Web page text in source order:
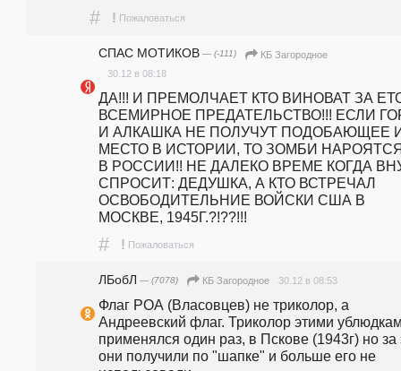
# ! Пожаловаться
СПАС МОТИКОВ — (-111)
КБ Загородное
30.12 в 08:18
ДА!!! И ПРЕМОЛЧАЕТ КТО ВИНОВАТ ЗА
ВСЕМИРНОЕ ПРЕДАТЕЛЬСТВО!!! ЕСЛИ
И АЛКАШКА НЕ ПОЛУЧУТ ПОДОБАЮЩЕЕ
МЕСТО В ИСТОРИИ, ТО ЗОМБИ
В РОССИИ!! НЕ ДАЛЕКО ВРЕМЕ КОГДА
СПРОСИТ: ДЕДУШКА, А КТО ВСТРЕЧАЛ
ОСВОБОДИТЕЛЬНИЕ ВОЙСКИ США В
МОСКВЕ, 1945Г.?!??!!!
# ! Пожаловаться
ЛБобЛ — (7078) КБ Загородное 30.12 в 08:53
Флаг РОА (Власовцев) не триколор, а
Андреевский флаг. Триколор этими
применялся один раз, в Пскове (1943г) но за
они получили по "шапке" и больше его не